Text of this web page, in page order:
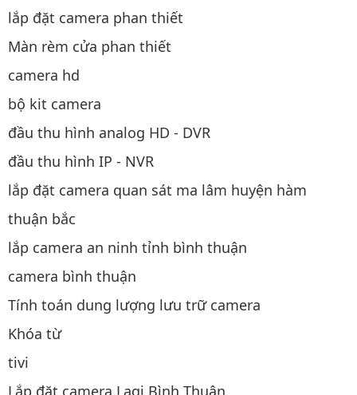
lắp đặt camera phan thiết
Màn rèm cửa phan thiết
camera hd
bộ kit camera
đầu thu hình analog HD - DVR
đầu thu hình IP - NVR
lắp đặt camera quan sát ma lâm huyện hàm
thuận bắc
lắp camera an ninh tỉnh bình thuận
camera bình thuận
Tính toán dung lượng lưu trữ camera
Khóa từ
tivi
Lắp đặt camera Lagi Bình Thuận